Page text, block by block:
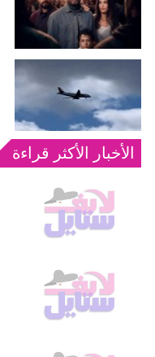
الأخبار الأكثر قراءة